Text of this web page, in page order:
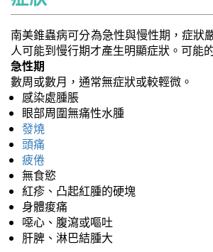
南美錐蟲病可分為急性與慢性期，症狀
人可能到慢行期才產生明顯症狀。可能
急性期
數周或數月，通常無症狀或較輕微。
感染處腫脹
眼部周圍無痛性水腫
發燒
頭痛
疲倦
無食慾
紅疹、凸起紅腫的硬塊
身體痠痛
噁心、腹瀉或嘔吐
肝脾、淋巴結腫大